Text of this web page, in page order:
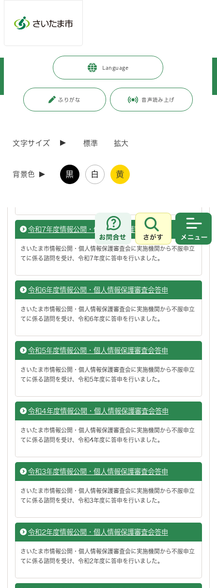
Language
ふりがな 音声読み上げ
文字サイズ 標準 拡大
背景色 黒 白 黄
お問合せ
さがす
市政情報 情報公開の総合的な推進
情報公開・個人情報保護制度
情報公開・個人情報保護審査会
ページ番号：J002870
令和8年度情報公開・個人情報保護審査会答申
令和7年度情報公開・個人情報保護審査会答申
さいたま市情報公開・個人情報保護審査会に実施機関から不服申立
てに係る諮問を受け、令和7年度に答申を行いました。
令和6年度情報公開・個人情報保護審査会答申
さいたま市情報公開・個人情報保護審査会に実施機関から不服申立
てに係る諮問を受け、令和6年度に答申を行いました。
令和5年度情報公開・個人情報保護審査会答申
さいたま市情報公開・個人情報保護審査会に実施機関から不服申立
てに係る諮問を受け、令和5年度に答申を行いました。
令和4年度情報公開・個人情報保護審査会答申
さいたま市情報公開・個人情報保護審査会に実施機関から不服申立
てに係る諮問を受け、令和4年度に答申を行いました。
令和3年度情報公開・個人情報保護審査会答申
さいたま市情報公開・個人情報保護審査会に実施機関から不服申立
てに係る諮問を受け、令和3年度に答申を行いました。
令和2年度情報公開・個人情報保護審査会答申
さいたま市情報公開・個人情報保護審査会に実施機関から不服申立
てに係る諮問を受け、令和2年度に答申を行いました。